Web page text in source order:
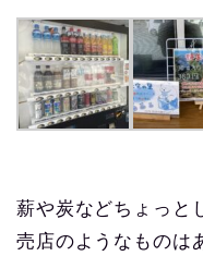
薪や炭などちょっと
売店のようなものは